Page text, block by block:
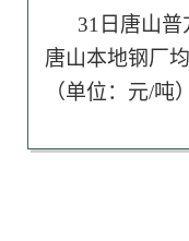
31日唐山普
唐山本地钢厂均
（单位：元/吨）